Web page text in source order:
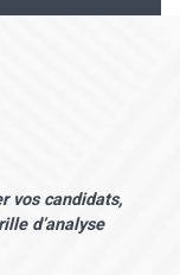
vos candidats,
d’analyse